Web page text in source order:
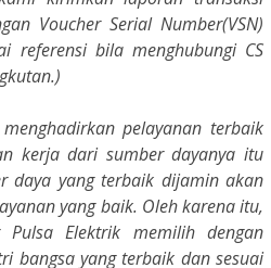
Voucher Serial Number(VSN)
referensi bila menghubungi CS
pelayanan terbaik
kerja dari sumber dayanya itu
daya yang terbaik dijamin akan
yang baik. Oleh karena itu,
Pulsa Elektrik memilih dengan
bangsa yang terbaik dan sesuai